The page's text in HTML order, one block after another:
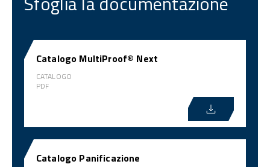
Catalogo MultiProof® Next
CATALOGO
PDF
Catalogo Panificazione